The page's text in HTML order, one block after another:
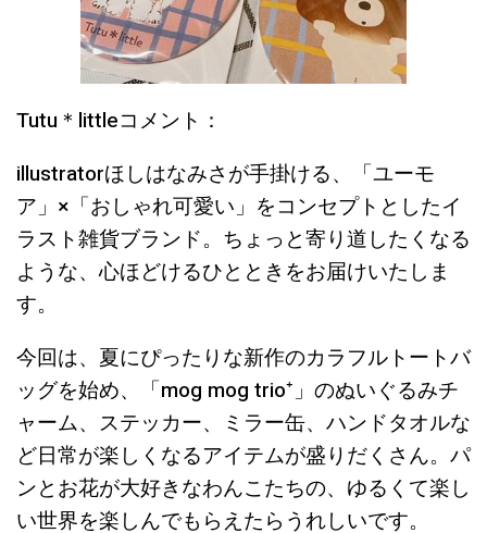
Tutu＊littleコメント：
illustratorほしはなみさが手掛ける、
「ユーモ
ア」×「おしゃれ可愛い」をコンセプトとしたイ
ラスト雑貨ブランド。 ちょっと寄り道したくなる
ような、心ほどけるひとときをお届けいたしま
す。
今回は、夏にぴったりな新作のカラフルトートバ
ッグを始め、
「mog mog trio⁺」のぬいぐるみチ
ャーム、ステッカー、ミラー缶、ハンドタオルな
ど日常が楽しくなるアイテムが盛りだくさん。 パ
ンとお花が大好きなわんこたちの、 ゆるくて楽し
い世界を楽しんでもらえたらうれしいです。